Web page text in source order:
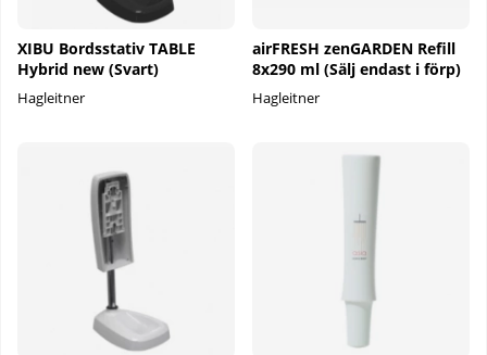
XIBU Bordsstativ TABLE
Hybrid new (Svart)
Hagleitner
airFRESH zenGARDEN Refill
8x290 ml (Sälj endast i förp)
Hagleitner